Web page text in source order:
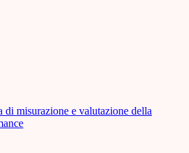
di misurazione e valutazione della